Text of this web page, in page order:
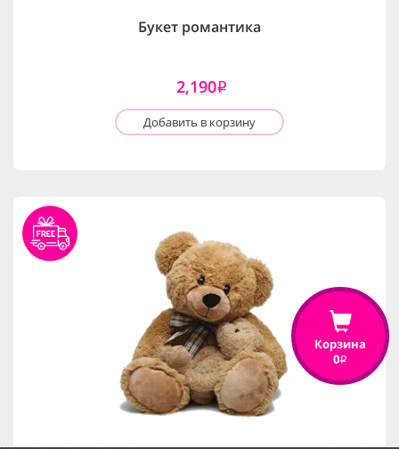
Букет романтика
2,190i
Добавить в корзину
Корзина
0i